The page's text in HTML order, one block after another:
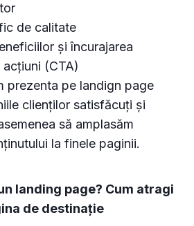
de calitate
și încurajarea
(CTA)
prezenta pe landign page
clienților satisfăcuți și
să amplasăm
la finele paginii.
landing page? Cum atragi
de destinație